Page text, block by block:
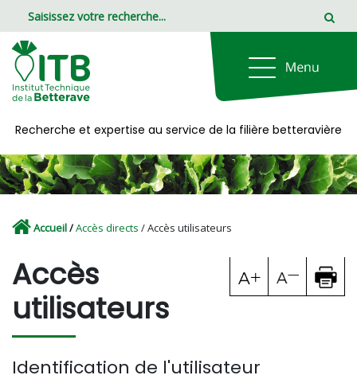
Recherche et expertise au service de la filière betteravière
Accueil/Accès directs / Accès utilisateurs
Accès
utilisateurs
Identification de l'utilisateur
Panneau de gestion des cookies